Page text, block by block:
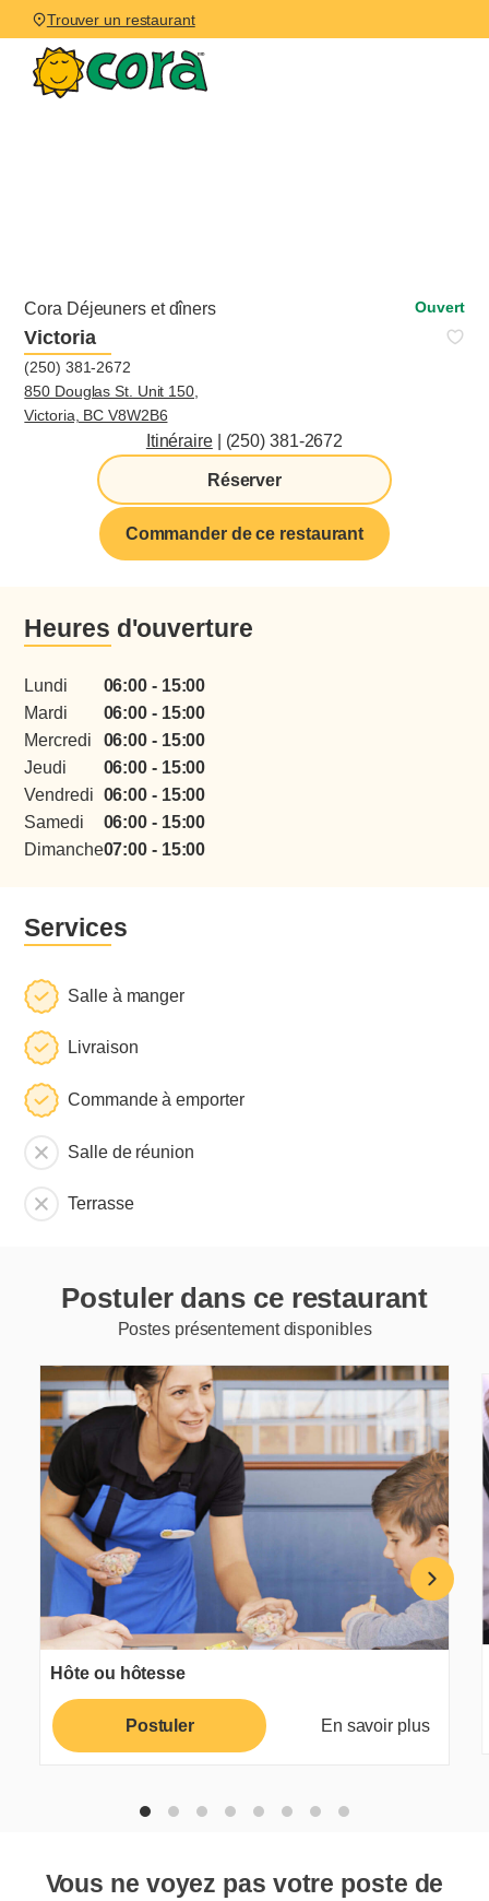
Trouver un restaurant
Cora Déjeuners et dîners Ouvert
Victoria
(250) 381-2672
850 Douglas St. Unit 150,
Victoria, BC V8W2B6
Itinéraire| (250) 381-2672
Réserver
Commander de ce restaurant
Heures d'ouverture
Lundi
06:00 - 15:00
Mardi
06:00 - 15:00
Mercredi
06:00 - 15:00
Jeudi
06:00 - 15:00
Vendredi 06:00 - 15:00
Samedi
06:00 - 15:00
Dimanche07:00 - 15:00
Services
Salle à manger
Livraison
Commande à emporter
Salle de réunion
Terrasse
Postuler dans ce restaurant
Postes présentement disponibles
Hôte ou hôtesse
Postuler En savoir plus
Vous ne voyez pas votre poste de